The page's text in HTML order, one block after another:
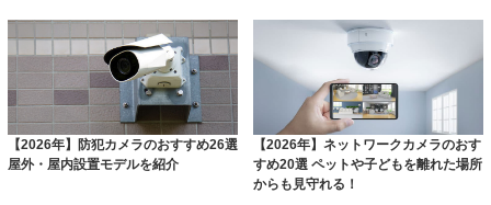
【2026年】防犯カメラのおすすめ26選
屋外・屋内設置モデルを紹介
【2026年】ネットワークカメラのおす
すめ20選 ペットや子どもを離れた場所
からも見守れる！